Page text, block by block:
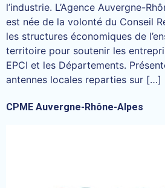
l’industrie. L’Agence Auvergne-
est née de la volonté du Conseil
les structures économiques de
territoire pour soutenir les
EPCI et les Départements.
antennes locales reparties sur […]
CPME Auvergne-Rhône-Alpes